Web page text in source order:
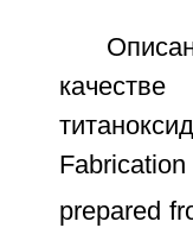
prepared